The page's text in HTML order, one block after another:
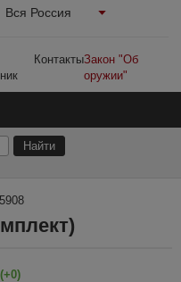
Вся Россия
КонтактыЗакон "Об
оружии"
(+0)